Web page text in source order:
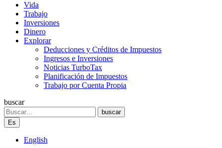
Vida
Trabajo
Inversiones
Dinero
Explorar
Deducciones y Créditos de Impuestos
Ingresos e Inversiones
Noticias TurboTax
Planificación de Impuestos
Trabajo por Cuenta Propia
buscar
Search
buscar
Es
English